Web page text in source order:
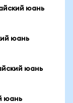
юань
юань
юань
юань